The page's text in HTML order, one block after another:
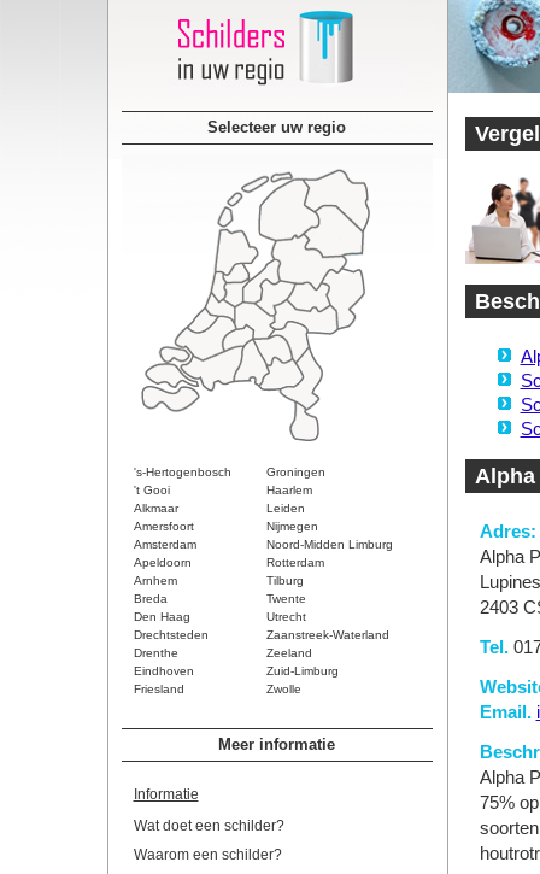
Selecteer uw regio
's-Hertogenbosch
Groningen
't Gooi
Haarlem
Alkmaar
Leiden
Amersfoort
Nijmegen
Amsterdam
Noord-Midden Limburg
Apeldoorn
Rotterdam
Arnhem
Tilburg
Breda
Twente
Den Haag
Utrecht
Drechtsteden
Zaanstreek-Waterland
Drenthe
Zeeland
Eindhoven
Zuid-Limburg
Friesland
Zwolle
Meer informatie
Informatie
Wat doet een schilder?
Waarom een schilder?
Alpha
Adres:
Alpha
2403
Tel.
Email.
Alpha
75%